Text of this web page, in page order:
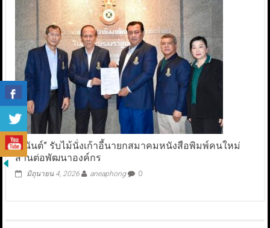
“อนันต์” รับไม้นั่งเก้าอี้นายกสมาคมหนังสือพิมพ์คนใหม่
สานต่อพัฒนาองค์กร
มิถุนายน 4, 2026 aneaphong 0